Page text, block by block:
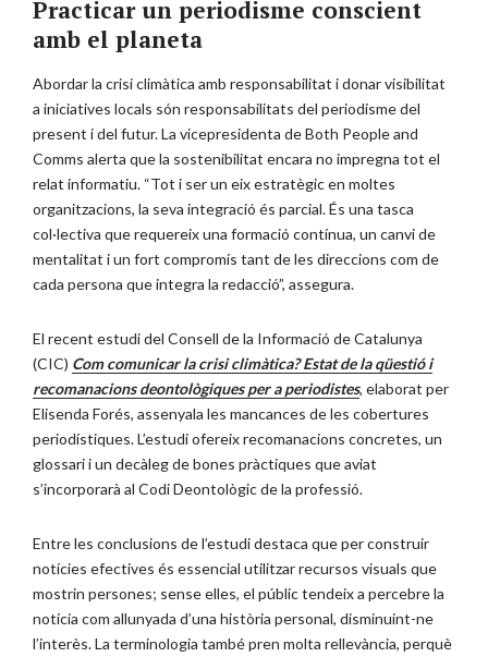
Practicar un periodisme conscient
amb el planeta
Abordar la crisi climàtica amb responsabilitat i donar visibilitat
a iniciatives locals són responsabilitats del periodisme del
present i del futur. La vicepresidenta de Both People and
Comms alerta que la sostenibilitat encara no impregna tot el
relat informatiu. “Tot i ser un eix estratègic en moltes
organitzacions, la seva integració és parcial. És una tasca
col·lectiva que requereix una formació contínua, un canvi de
mentalitat i un fort compromís tant de les direccions com de
cada persona que integra la redacció”, assegura.
El recent estudi del Consell de la Informació de Catalunya
(CIC) Com comunicar la crisi climàtica? Estat de la qüestió i
recomanacions deontològiques per a periodistes, elaborat per
Elisenda Forés, assenyala les mancances de les cobertures
periodístiques. L’estudi ofereix recomanacions concretes, un
glossari i un decàleg de bones pràctiques que aviat
s’incorporarà al Codi Deontològic de la professió.
Entre les conclusions de l’estudi destaca que per construir
notícies efectives és essencial utilitzar recursos visuals que
mostrin persones; sense elles, el públic tendeix a percebre la
notícia com allunyada d’una història personal, disminuint-ne
l’interès. La terminologia també pren molta rellevància, perquè